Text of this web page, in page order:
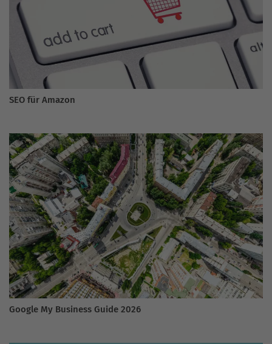
SEO für Amazon
Google My Business Guide 2026